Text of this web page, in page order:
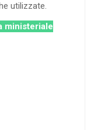
utilizzate.
ministeriale